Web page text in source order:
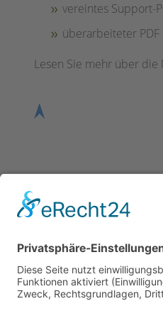
vereintes Support-
überarbeiteter PDF
Lesen Sie mehr über die